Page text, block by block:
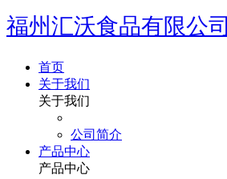
福州汇沃食品有限公司
首页
关于我们
关于我们
公司简介
产品中心
产品中心